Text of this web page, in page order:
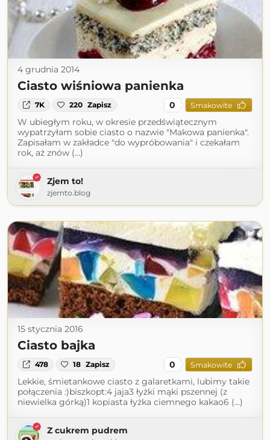
4 grudnia 2014
Ciasto wiśniowa panienka
7K 220 Zapisz 0 Smakowite
W ubiegłym roku, w okresie przedświątecznym
wypatrzyłam sobie ciasto o nazwie "Makowa panienka".
Zapisałam w zakładce "do wypróbowania" i czekałam
rok, aż znów (...)
Zjem to!
zjemto.blog
15 stycznia 2016
Ciasto bajka
478 18 Zapisz 0 Smakowite
Lekkie, śmietankowe ciasto z galaretkami, lubimy takie
połączenia :)biszkopt:4 jaja3 łyżki mąki pszennej (z
niewielka górką)1 kopiasta łyżka ciemnego kakao6 (...)
Z cukrem pudrem